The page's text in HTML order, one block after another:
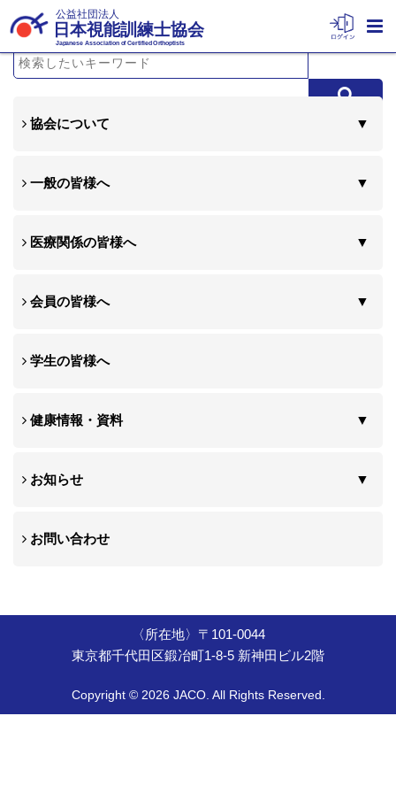
公益社団法人
日本視能訓練士協会
Japanese Association of Certified Orthoptists
協会について
一般の皆様へ
医療関係の皆様へ
会員の皆様へ
学生の皆様へ
健康情報・資料
お知らせ
お問い合わせ
〈所在地〉〒101-0044
東京都千代田区鍛冶町1-8-5 新神田ビル2階
Copyright © 2026 JACO. All Rights Reserved.